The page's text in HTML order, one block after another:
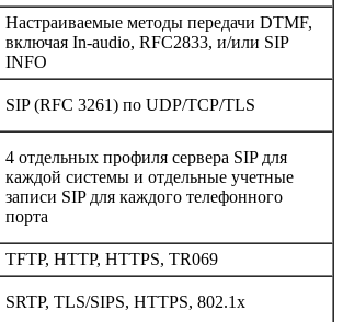
Настраиваемые методы передачи DTMF,
включая In-audio, RFC2833, и/или SIP
INFO
SIP (RFC 3261) по UDP/TCP/TLS
4 отдельных профиля сервера SIP для
каждой системы и отдельные учетные
записи SIP для каждого телефонного
порта
TFTP, HTTP, HTTPS, TR069
SRTP, TLS/SIPS, HTTPS, 802.1x